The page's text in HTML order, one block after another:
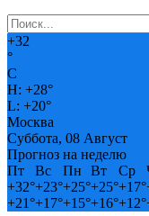
+32
°
C
H: +28°
L: +20°
Москва
Суббота, 08 Август
Прогноз на неделю
Пт
Вс Пн Вт Ср
+32°+23°+25°+25°+17°
+21°+17°+15°+16°+12°